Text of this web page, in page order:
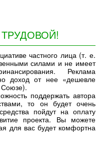
частного лица (т. е.
силами и не имеет
Реклама
доход от нее «дешевле
Союзе).
поддержать автора
то он будет очень
пойдут на оплату
проекта. Вы можете
для вас будет комфортна